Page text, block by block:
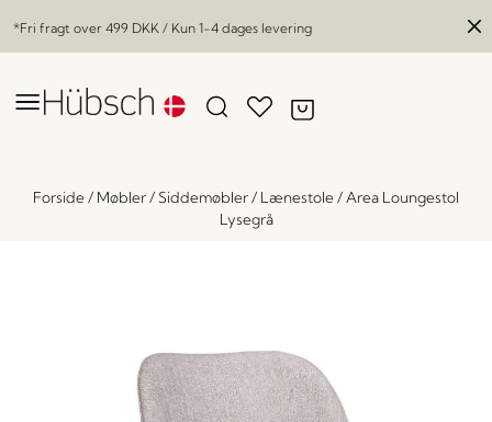
*Fri fragt over 499 DKK / Kun 1-4 dages levering
Forside/ Møbler/ Siddemøbler/ Lænestole/ Area Loungestol
Lysegrå